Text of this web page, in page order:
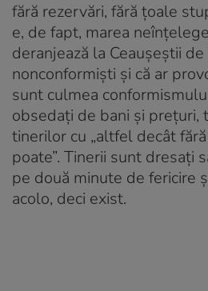
fără rezervări, fără țoale
e, de fapt, marea
deranjează la Ceaușeștii
nonconformiști și că ar
sunt culmea
obsedați de bani și prețuri,
tinerilor cu „altfel decât
poate”. Tinerii sunt dresați
pe două minute de fericire
acolo, deci exist.